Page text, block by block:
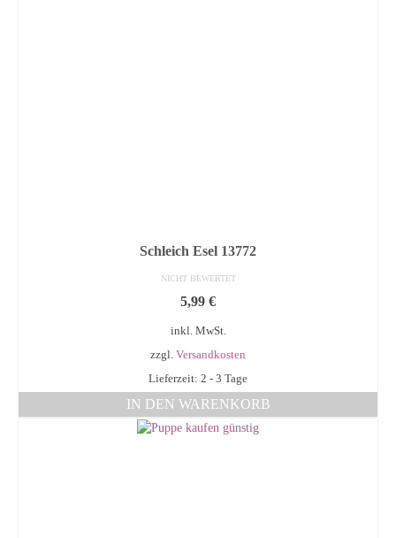
Schleich Esel 13772
NICHT BEWERTET
5,99 €
inkl. MwSt.
zzgl. Versandkosten
Lieferzeit: 2 - 3 Tage
IN DEN WARENKORB